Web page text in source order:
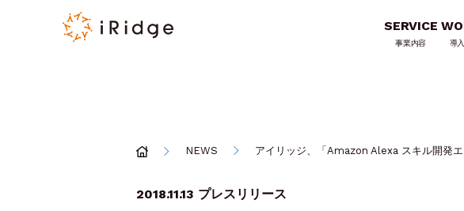
SERVICE
事業内容 導
NEWS アイリッジ、「Amazon Alexa スキル開発
2018.11.13 プレスリリース